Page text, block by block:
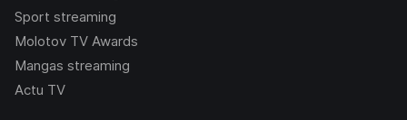
Sport streaming
Molotov TV Awards
Mangas streaming
Actu TV